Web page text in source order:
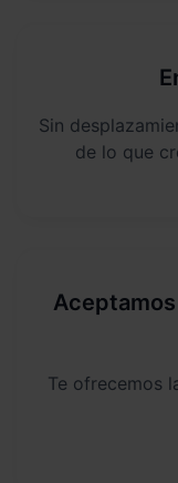
Sin
de lo que
Te ofrecemos